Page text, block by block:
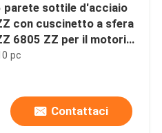
parete sottile d'acciaio
con cuscinetto a sfera
6805 ZZ per il motorino
pc
Contattaci